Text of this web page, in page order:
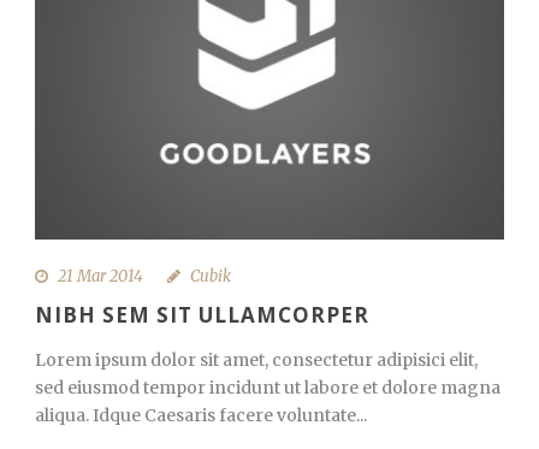
21 Mar 2014 Cubik
NIBH SEM SIT ULLAMCORPER
Lorem ipsum dolor sit amet, consectetur adipisici elit,
sed eiusmod tempor incidunt ut labore et dolore magna
aliqua. Idque Caesaris facere voluntate...